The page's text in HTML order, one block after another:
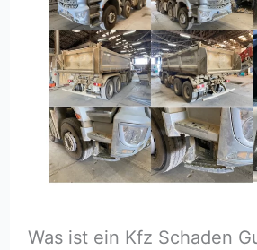
Was ist ein Kfz Schaden